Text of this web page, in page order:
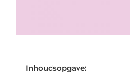
Inhoudsopgave: